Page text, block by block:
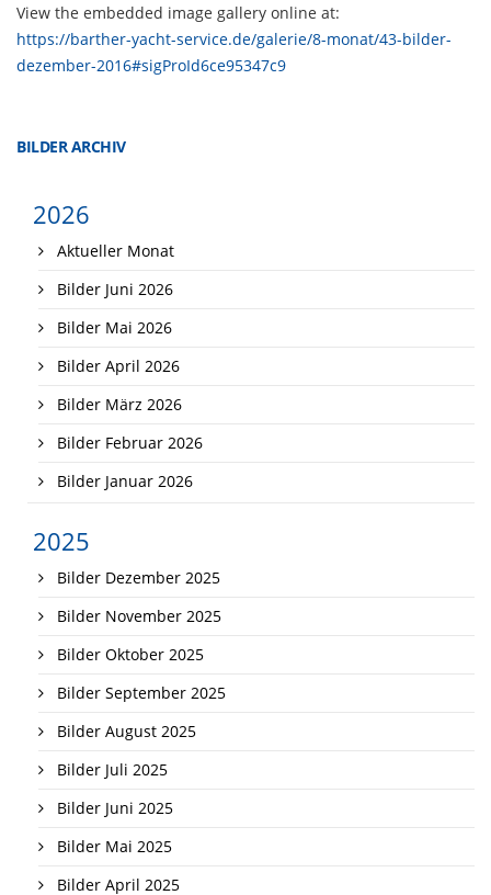
View the embedded image gallery online at:
https://barther-yacht-service.de/galerie/8-monat/43-bilder-
dezember-2016#sigProId6ce95347c9
BILDER ARCHIV
2026
Aktueller Monat
Bilder Juni 2026
Bilder Mai 2026
Bilder April 2026
Bilder März 2026
Bilder Februar 2026
Bilder Januar 2026
2025
Bilder Dezember 2025
Bilder November 2025
Bilder Oktober 2025
Bilder September 2025
Bilder August 2025
Bilder Juli 2025
Bilder Juni 2025
Bilder Mai 2025
Bilder April 2025